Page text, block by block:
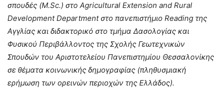
σπουδές (M.Sc.) στο Agricultural Extension and Rural
Development Department στο πανεπιστήμιο Reading της
Αγγλίας και διδακτορικό στο τμήμα Δασολογίας και
Φυσικού Περιβάλλοντος της Σχολής Γεωτεχνικών
Σπουδών του Αριστοτελείου Πανεπιστημίου Θεσσαλονίκης
σε θέματα κοινωνικής δημογραφίας (πληθυσμιακή
ερήμωση των ορεινών περιοχών της Ελλάδος).